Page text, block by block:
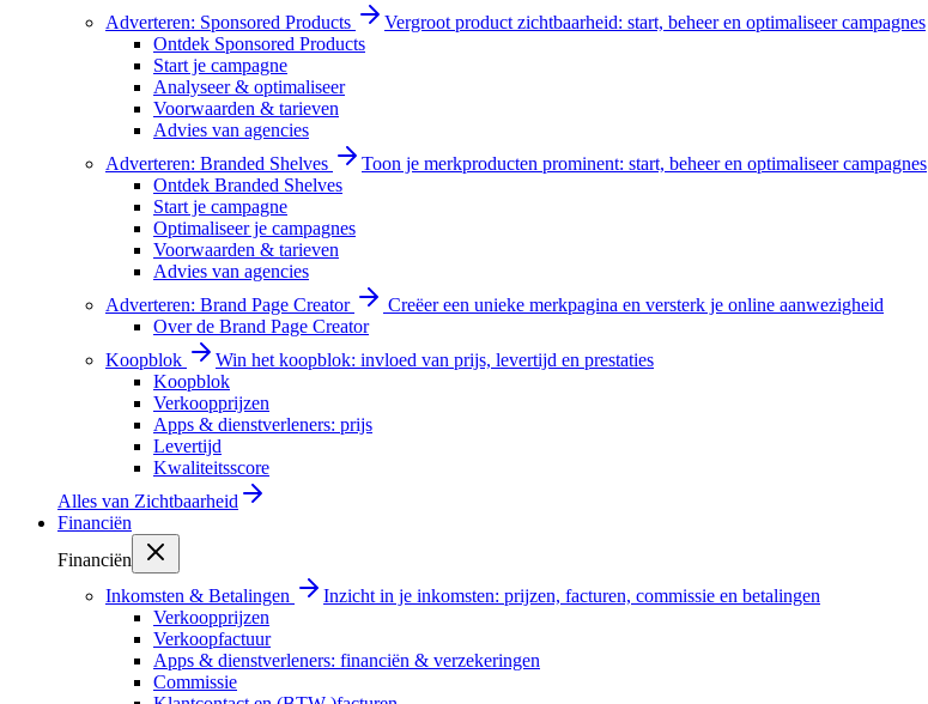
Adverteren: Sponsored Products
Vergroot product zichtbaarheid: start, beheer en optimaliseer campagnes
Ontdek Sponsored Products
Start je campagne
Analyseer & optimaliseer
Voorwaarden & tarieven
Advies van agencies
Adverteren: Branded Shelves
Toon je merkproducten prominent: start, beheer en optimaliseer campagnes
Ontdek Branded Shelves
Start je campagne
Optimaliseer je campagnes
Voorwaarden & tarieven
Advies van agencies
Adverteren: Brand Page Creator
Creëer een unieke merkpagina en versterk je online aanwezigheid
Over de Brand Page Creator
Koopblok
Win het koopblok: invloed van prijs, levertijd en prestaties
Koopblok
Verkoopprijzen
Apps & dienstverleners: prijs
Levertijd
Kwaliteitsscore
Alles van Zichtbaarheid
Financiën
Financiën
Inkomsten & Betalingen
Inzicht in je inkomsten: prijzen, facturen, commissie en betalingen
Verkoopprijzen
Verkoopfactuur
Apps & dienstverleners: financiën & verzekeringen
Commissie